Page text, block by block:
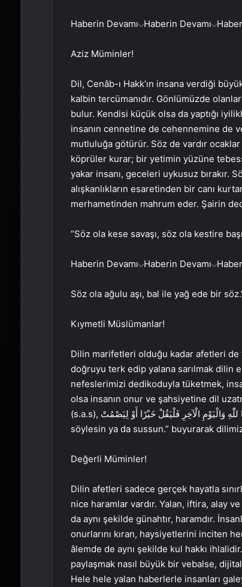
Haberin Devamı Haberin Devamı
Aziz Müminler!
Dil, Cenâb-ı Hakk’ın insana verdiği
kalbin tercümanıdır. Gönlümüzde
bulur. Kendisi küçük olsa da yaptığı
insanın cennetine de cehennemine de
mutluluğa götürür. Söz de vardır
köprüler kurar; bir yetimin yüzüne
yakar insanı, geceleri uykusuz bırakır.
alışkanlıkların esaretinden bir canı
merhametinden mahrum eder. Şairin
“Söz ola kese savaşı, söz ola kestire
Haberin Devamı Haberin Devamı
Söz ola ağulu aşı, bal ile yağ ede bir
Kıymetli Müslümanlar!
Dilin marifetleri olduğu kadar afetleri de
doğruyu terk edip yalana sarılmak dilin
nefeslerimizi dedikoduyla tüketmek,
olsa insanın onur ve şahsiyetine dil
(s.a.s), مَنْ كَانَ يُؤْمِنُ بِا للّٰهِ وَالْيَوْمِ الْآخِرِ فَلْيَقُلْ خَيْرًا أَوْ لِيَصْمُتْ “Allah’a ve ahiret gününe inanan ya hayır
söylesin ya da sussun.” buyurarak
Değerli Müminler!
Dilin afetleri sadece gerçek hayatla
nice haramlar vardır. Yalan, iftira, alay
da aynı şekilde günahtır, haramdır.
onurlarını kıran, haysiyetlerini inciten
âlemde de aynı şekilde kul hakkı
paylaşmak nasıl büyük bir vebalse,
Hele hele yalan haberlerle insanları